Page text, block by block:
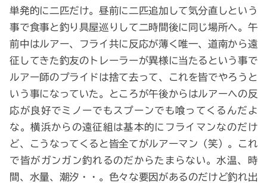
単発的に二匹だけ。昼前に二匹追加して気分直しという
事で食事と釣り具屋巡りして二時間後に同じ場所へ。午
前中はルアー、フライ共に反応が薄く唯一、道南から遠
征してきた釣友のトレーラーが異様に当たるという事で
ルアー師のプライドは捨て去って、これを皆でやろうと
いう事になっていた。ところが午後からはルアーへの反
応が良好でミノーでもスプーンでも喰ってくるんだよ
な。横浜からの遠征組は基本的にフライマンなのだけ
ど、こうなってくると皆全てがルアーマン（笑）。これ
で皆がガンガン釣れるのだからたまらない。水温、時
間、水量、潮汐・・。色々な要因があるのだけど釣れ出